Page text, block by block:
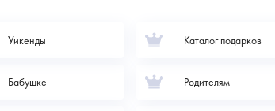
Уикенды Каталог подарков
Бабушке Родителям